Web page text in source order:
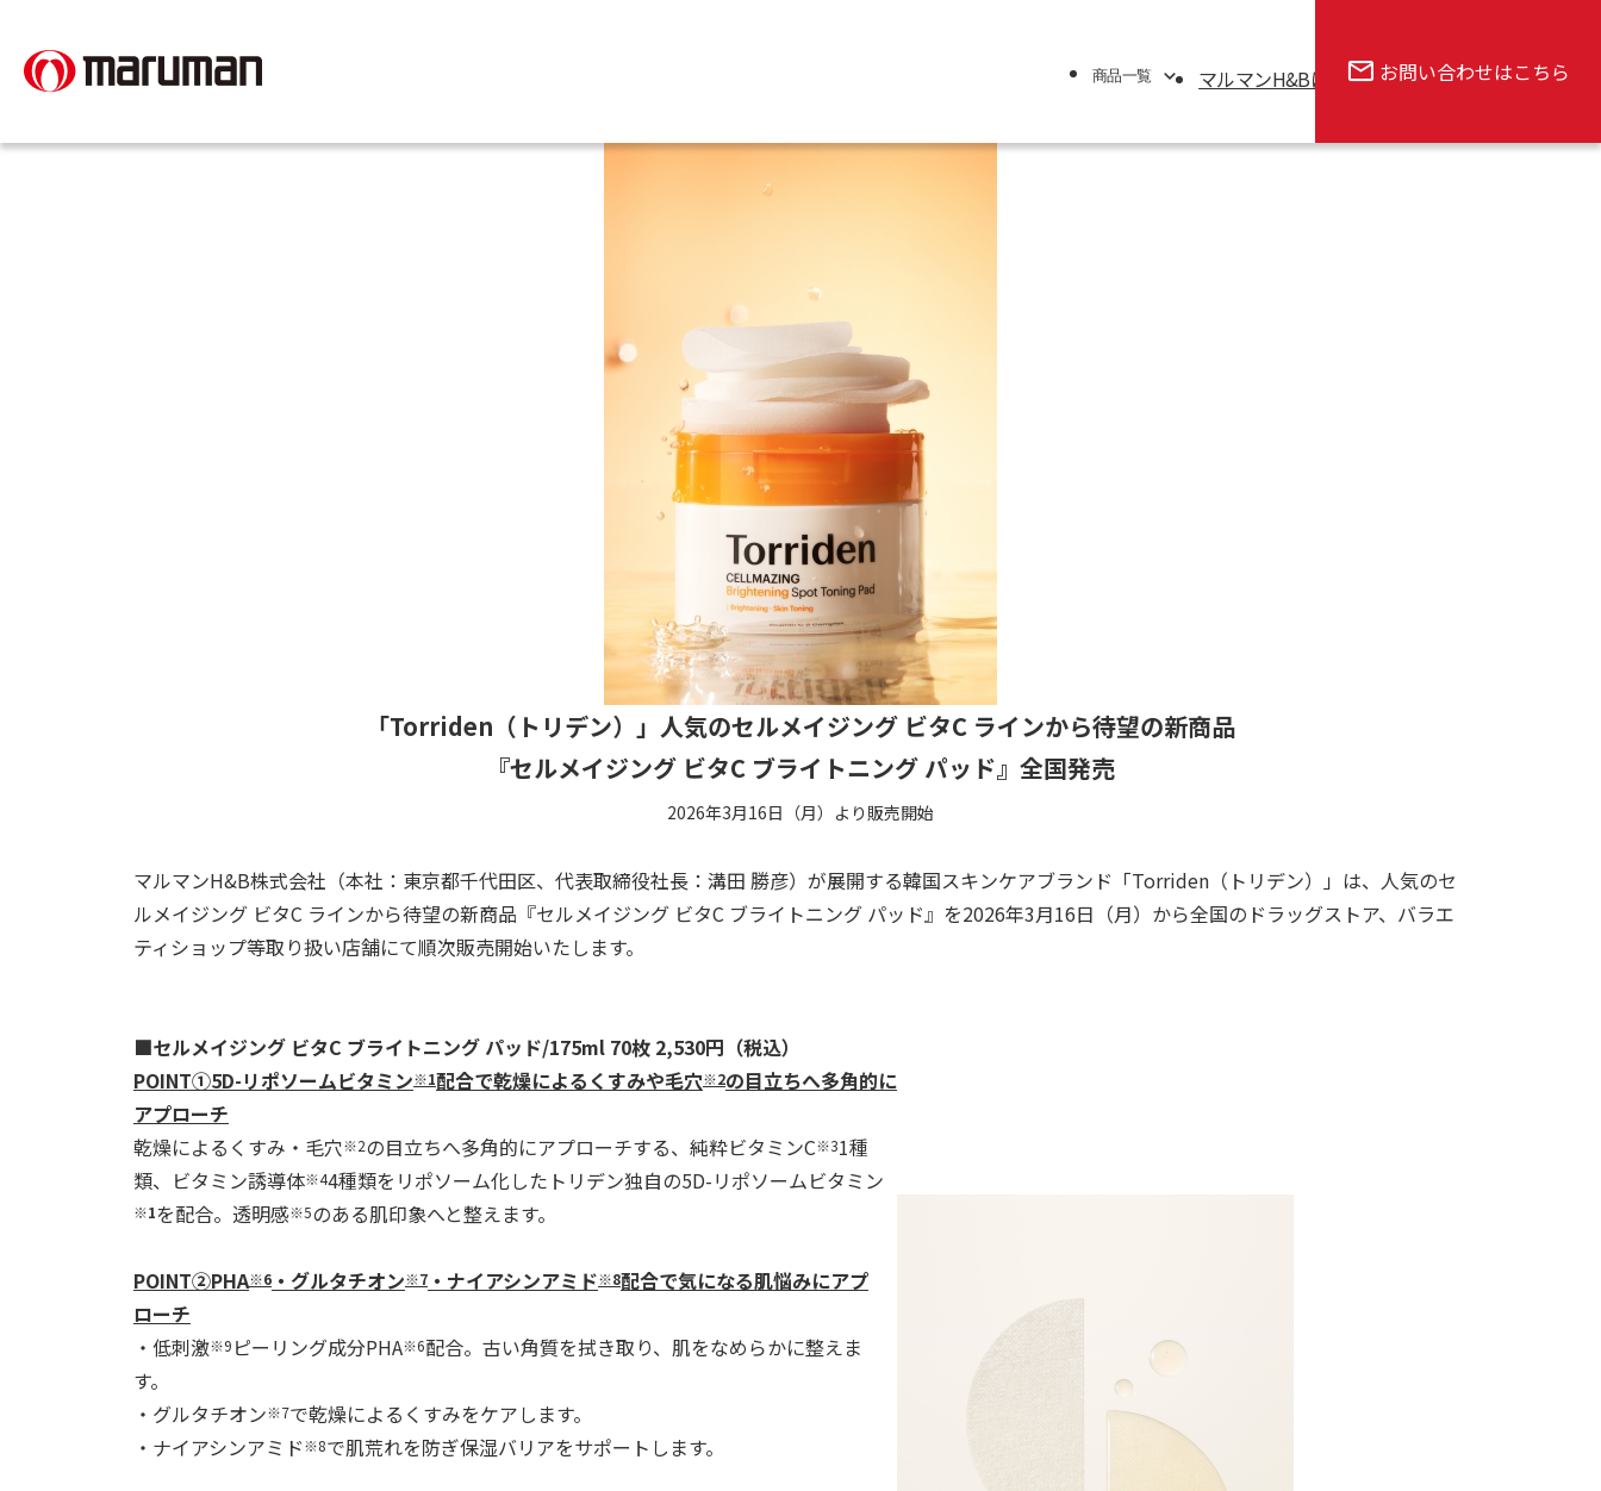
商品一覧
商品一覧
マルマンH&Bについて 会社案内 新着情報
お問い合わせはこちら
「Torriden（トリデン）」人気のセルメイジング ビタC ラインから待望の新商品
『セルメイジング ビタC ブライトニング パッド』全国発売
2026年3月16日（月）より販売開始
マルマンH&B株式会社（本社：東京都千代田区、代表取締役社長：溝田 勝彦）が展開する韓国スキンケアブランド「Torriden （トリデン）」は、人気のセ
ルメイジング ビタC ラインから待望の新商品『セルメイジング ビタC ブライトニング パッド』を2026年3月16日（月）から全国のドラッグストア、バラエ
ティショップ等取り扱い店舗にて順次販売開始いたします。
■セルメイジング ビタC ブライトニング パッド/175ml 70枚 2,530円（税込）
POINT①5D-リポソームビタミン※1配合で乾燥によるくすみや毛穴※2の目立ちへ多角的に
アプローチ
乾燥によるくすみ・毛穴※2の目立ちへ多角的にアプローチする、純粋ビタミンC※31種
類、ビタミン誘導体※44種類をリポソーム化したトリデン独自の5D-リポソームビタミン
※1を配合。透明感※5のある肌印象へと整えます。
POINT②PHA※6 ・グルタチオン※7 ・ナイアシンアミド※8配合で気になる肌悩みにアプ
ローチ
・低刺激※9 ピーリング成分PHA※6配合。古い角質を拭き取り、肌をなめらかに整えま
す。
・グルタチオン※7で乾燥によるくすみをケアします。
・ナイアシンアミド※8で肌荒れを防ぎ保湿バリアをサポートします。